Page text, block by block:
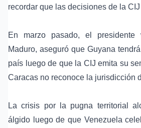
recordar que las decisiones de la
En marzo pasado, el presidente
Maduro, aseguró que Guyana
país luego de que la CIJ emita su
Caracas no reconoce la jurisdicción
La crisis por la pugna territorial
álgido luego de que Venezuela